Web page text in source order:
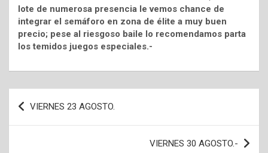
lote de numerosa presencia le vemos chance de
integrar el semáforo en zona de élite a muy buen
precio; pese al riesgoso baile lo recomendamos parta
los temidos juegos especiales.-
Navegación
de
VIERNES 23 AGOSTO.
VIERNES 30 AGOSTO.-